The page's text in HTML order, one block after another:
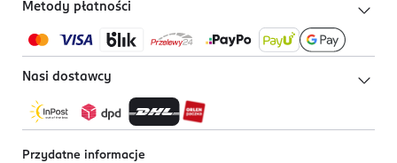
Metody płatności
Nasi dostawcy
Przydatne informacje